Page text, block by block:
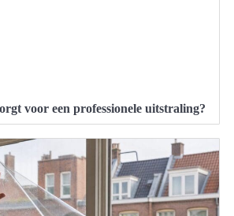
voor een professionele uitstraling?